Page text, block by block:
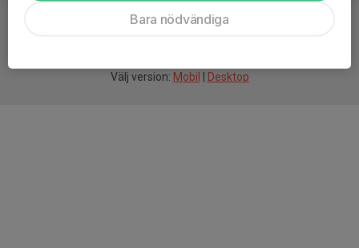
Välj version: Mobil Desktop
Bara nödvändiga